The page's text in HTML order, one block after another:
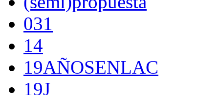
031
14
19AÑOSENLAC
19J